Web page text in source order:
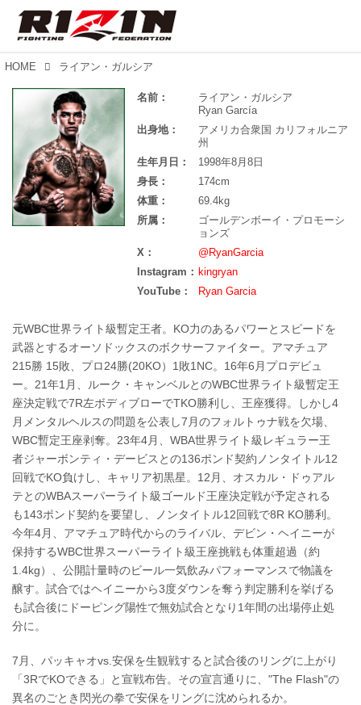
HOME ライアン・ガルシア
名前：
ライアン・ガルシア
Ryan García
出身地：
アメリカ合衆国 カリフォルニア
州
生年月日：
1998年8月8日
身長：
174cm
体重：
69.4kg
所属：
ゴールデンボーイ・プロモーシ
ョンズ
X：
@RyanGarcia
Instagram： kingryan
YouTube：
Ryan Garcia
元WBC世界ライト級暫定王者。KO力のあるパワーとスピードを
武器とするオーソドックスのボクサーファイター。アマチュア
215勝 15敗、プロ24勝(20KO）1敗1NC。16年6月プロデビュ
ー。21年1月、ルーク・キャンベルとのWBC世界ライト級暫定王
座決定戦で7R左ボディブローでTKO勝利し、王座獲得。しかし4
月メンタルヘルスの問題を公表し7月のフォルトゥナ戦を欠場、
WBC暫定王座剥奪。23年4月、WBA世界ライト級レギュラー王
者ジャーボンティ・デービスとの136ポンド契約ノンタイトル12
回戦でKO負けし、キャリア初黒星。12月、オスカル・ドゥアル
テとのWBAスーパーライト級ゴールド王座決定戦が予定される
も143ポンド契約を要望し、ノンタイトル12回戦で8R KO勝利。
今年4月、アマチュア時代からのライバル、デビン・ヘイニーが
保持するWBC世界スーパーライト級王座挑戦も体重超過（約
1.4kg）、公開計量時のビール一気飲みパフォーマンスで物議を
醸す。試合ではヘイニーから3度ダウンを奪う判定勝利を挙げる
も試合後にドーピング陽性で無効試合となり1年間の出場停止処
分に。
7月、パッキャオvs.安保を生観戦すると試合後のリングに上がり
「3RでKOできる」と宣戦布告。その宣言通りに、"The Flash"の
異名のごとき閃光の拳で安保をリングに沈められるか。